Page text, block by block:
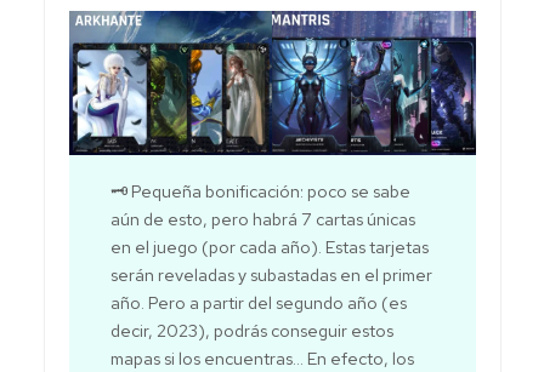
🗝 Pequeña bonificación: poco se sabe
aún de esto, pero habrá 7 cartas únicas
en el juego (por cada año). Estas tarjetas
serán reveladas y subastadas en el primer
año. Pero a partir del segundo año (es
decir, 2023), podrás conseguir estos
mapas si los encuentras... En efecto, los